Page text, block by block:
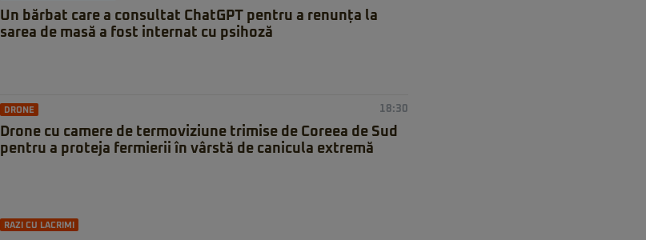
Un bărbat care a consultat ChatGPT pentru a renunța la
sarea de masă a fost internat cu psihoză
DRONE 18:30
Drone cu camere de termoviziune trimise de Coreea de Sud
pentru a proteja fermierii în vârstă de canicula extremă
RAZI CU LACRIMI